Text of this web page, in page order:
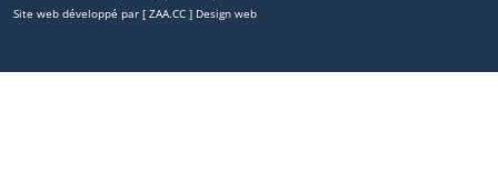
Site web développé par [ ZAA.CC ] Design web